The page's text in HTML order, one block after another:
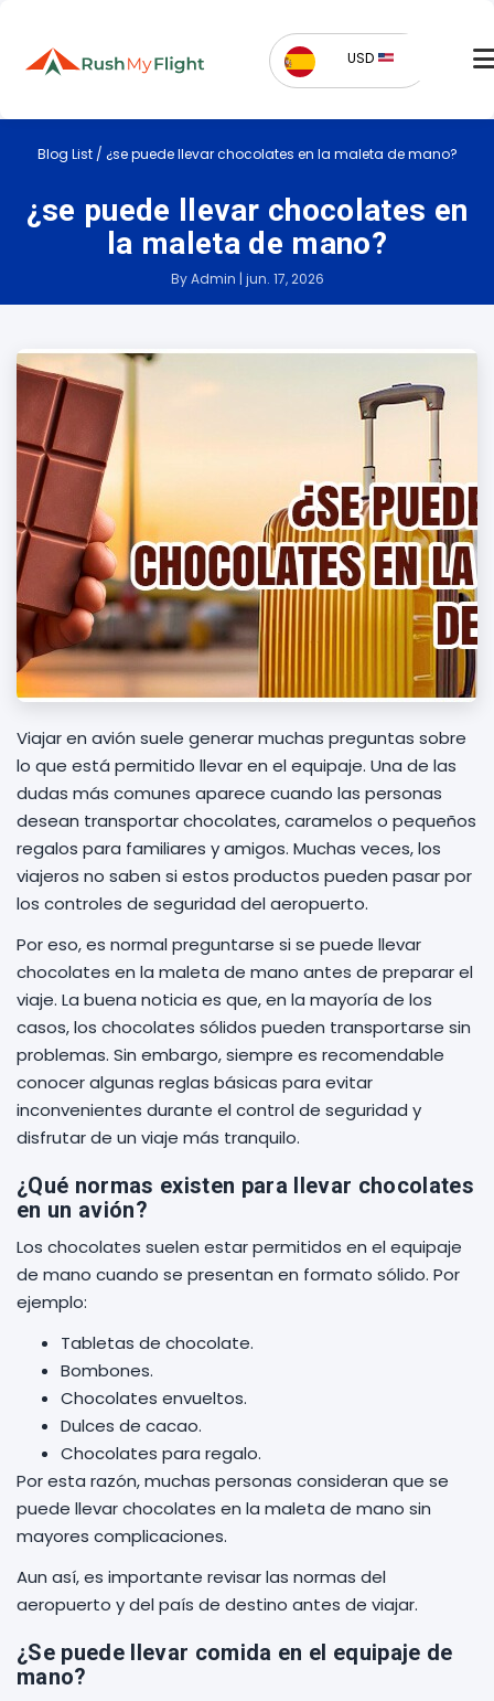
USD
Blog List/ ¿se puede llevar chocolates en la maleta de mano?
¿se puede llevar chocolates en
la maleta de mano?
By Admin | jun. 17, 2026
Viajar en avión suele generar muchas preguntas sobre
lo que está permitido llevar en el equipaje. Una de las
dudas más comunes aparece cuando las personas
desean transportar chocolates, caramelos o pequeños
regalos para familiares y amigos. Muchas veces, los
viajeros no saben si estos productos pueden pasar por
los controles de seguridad del aeropuerto.
Por eso, es normal preguntarse si se puede llevar
chocolates en la maleta de mano antes de preparar el
viaje. La buena noticia es que, en la mayoría de los
casos, los chocolates sólidos pueden transportarse sin
problemas. Sin embargo, siempre es recomendable
conocer algunas reglas básicas para evitar
inconvenientes durante el control de seguridad y
disfrutar de un viaje más tranquilo.
¿Qué normas existen para llevar chocolates
en un avión?
Los chocolates suelen estar permitidos en el equipaje
de mano cuando se presentan en formato sólido. Por
ejemplo:
Tabletas de chocolate.
Bombones.
Chocolates envueltos.
Dulces de cacao.
Chocolates para regalo.
Por esta razón, muchas personas consideran que se
puede llevar chocolates en la maleta de mano sin
mayores complicaciones.
Aun así, es importante revisar las normas del
aeropuerto y del país de destino antes de viajar.
¿Se puede llevar comida en el equipaje de
mano?